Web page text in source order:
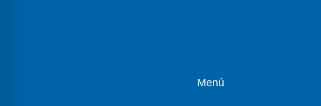
Menú